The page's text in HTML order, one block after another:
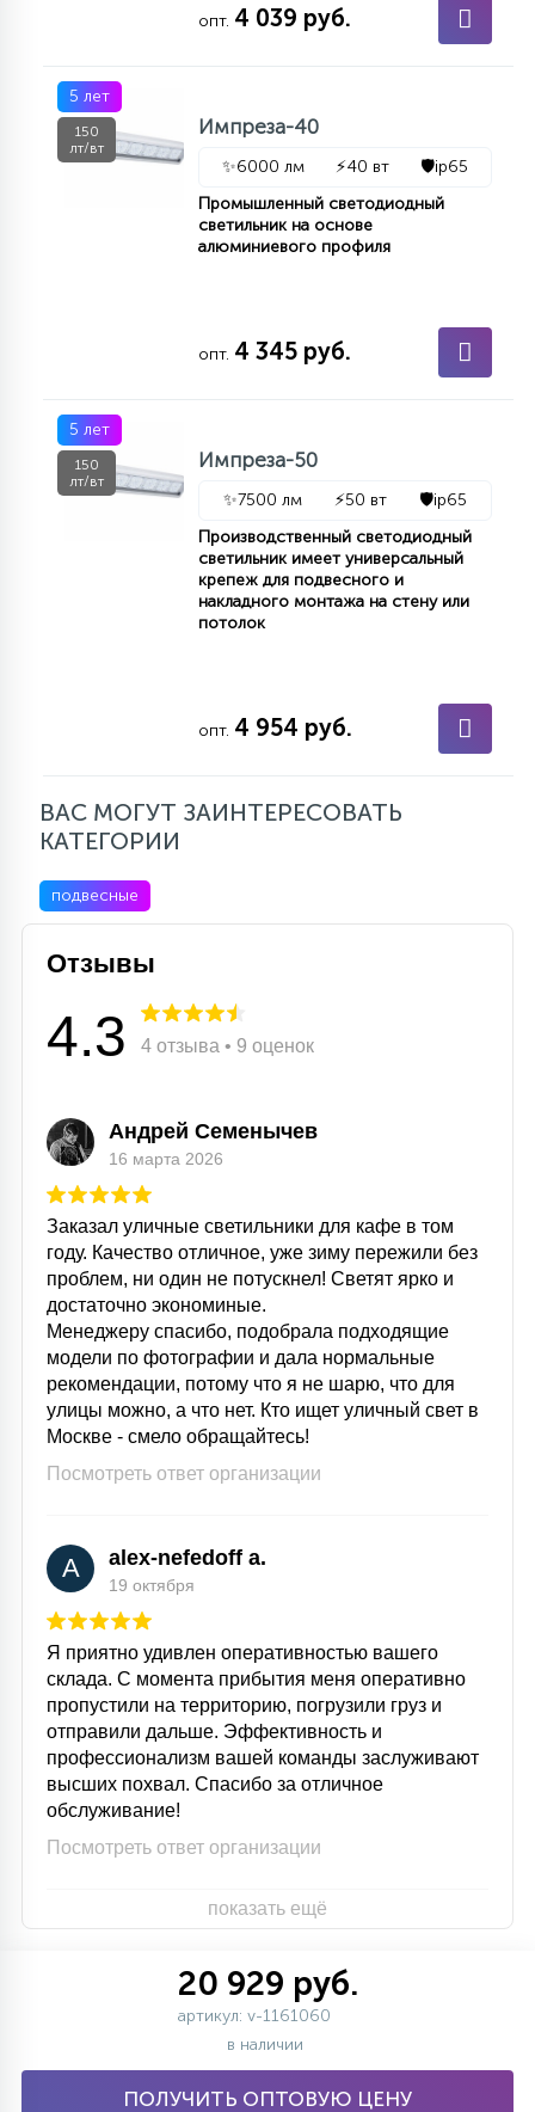
АКСЕССУАРЫ
опт. 4 039 руб.
5 лет
150
лт/вт
Импреза-40
✨6000 лм ⚡40 вт 🛡️ip65
Промышленный светодиодный
светильник на основе
алюминиевого профиля
опт. 4 345 руб.
5 лет
150
лт/вт
Импреза-50
✨7500 лм ⚡50 вт 🛡️ip65
Производственный светодиодный
светильник имеет универсальный
крепеж для подвесного и
накладного монтажа на стену или
потолок
опт. 4 954 руб.
ВАС МОГУТ ЗАИНТЕРЕСОВАТЬ
КАТЕГОРИИ
подвесные
Отзывы
4.3 4 отзыва • 9 оценок
Андрей Семенычев
16 марта 2026
Заказал уличные светильники для кафе в том
году. Качество отличное, уже зиму пережили без
проблем, ни один не потускнел! Светят ярко и
достаточно экономиные.
Менеджеру спасибо, подобрала подходящие
модели по фотографии и дала нормальные
рекомендации, потому что я не шарю, что для
улицы можно, а что нет. Кто ищет уличный свет в
Москве - смело обращайтесь!
Посмотреть ответ организации
A alex-nefedoff a.
19 октября
Я приятно удивлен оперативностью вашего
склада. С момента прибытия меня оперативно
пропустили на территорию, погрузили груз и
отправили дальше. Эффективность и
профессионализм вашей команды заслуживают
высших похвал. Спасибо за отличное
обслуживание!
Посмотреть ответ организации
показать ещё
20 929 руб.
артикул: v-1161060
в наличии
ПОЛУЧИТЬ ОПТОВУЮ ЦЕНУ